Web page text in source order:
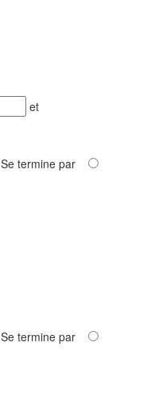
et
Se termine par
Se termine par